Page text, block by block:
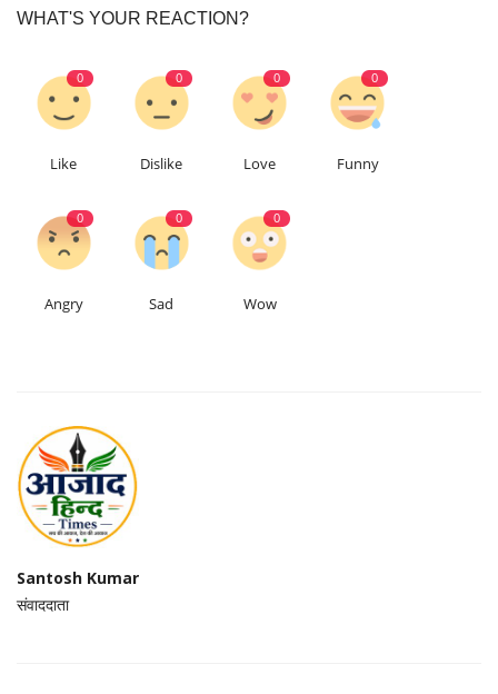
WHAT'S YOUR REACTION?
0
Like
0
Dislike
0
Love
0
Funny
0
Angry
0
Sad
0
Wow
Santosh Kumar
संवाददाता